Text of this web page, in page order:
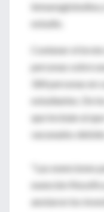
inmunoglobulina
estudio.
Contener el
personas sobre
184 personas en
estudiantes. De
que incluían al
vacunados
"Las exenciones
exención
anotaron los